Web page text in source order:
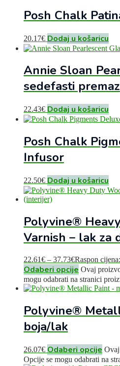
Posh Chalk
20.17€ Dodaj u košaricu
Annie Sloan
sedefasti premaz
22.43€ Dodaj u košaricu
Posh Chalk
Infusor
22.50€ Dodaj u košaricu
Polyvine®
Varnish – lak za
22.61€ – 37.73€Raspon
Odaberi opcije Ovaj
mogu odabrati na stranici
Polyvine®
boja/lak
26.07€ Odaberi opcije
Opcije se mogu odabrati na